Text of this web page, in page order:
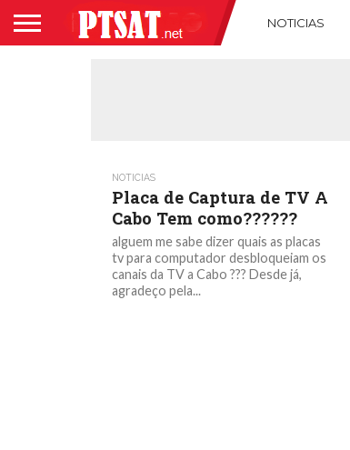
NOTICIAS
NOTICIAS
Placa de Captura de TV A
Cabo Tem como??????
alguem me sabe dizer quais as placas
tv para computador desbloqueiam os
canais da TV a Cabo ??? Desde já,
agradeço pela...